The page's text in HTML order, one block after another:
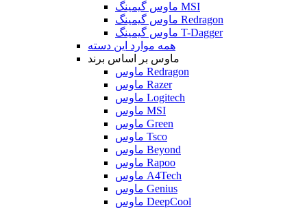
ماوس گیمینگ MSI
ماوس گیمینگ Redragon
ماوس گیمینگ T-Dagger
همه موارد این دسته
ماوس بر اساس برند
ماوس Redragon
ماوس Razer
ماوس Logitech
ماوس MSI
ماوس Green
ماوس Tsco
ماوس Beyond
ماوس Rapoo
ماوس A4Tech
ماوس Genius
ماوس DeepCool